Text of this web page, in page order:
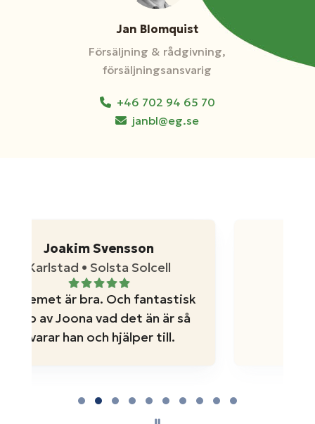
Jan Blomquist
Försäljning & rådgivning,
försäljningsansvarig
+46 702 94 65 70
janbl@eg.se
Hugo Sandström
Mycket bra